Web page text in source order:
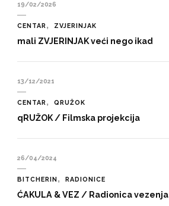
19/02/2026
CENTAR ZVJERINJAK
mali ZVJERINJAK veći nego ikad
13/12/2021
CENTAR QRUŽOK
qRUŽOK / Filmska projekcija
26/04/2024
BITCHERIN RADIONICE
ĆAKULA & VEZ / Radionica vezenja